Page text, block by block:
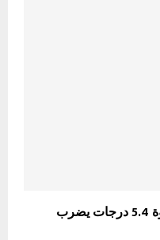
دون خسائر في الأرواح.. زلزال بقوة 5.4 درجات يضرب